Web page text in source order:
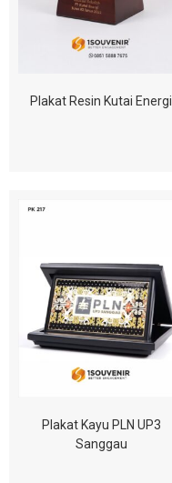
Plakat Resin Kutai Energi
Plakat Kayu PLN UP3
Sanggau